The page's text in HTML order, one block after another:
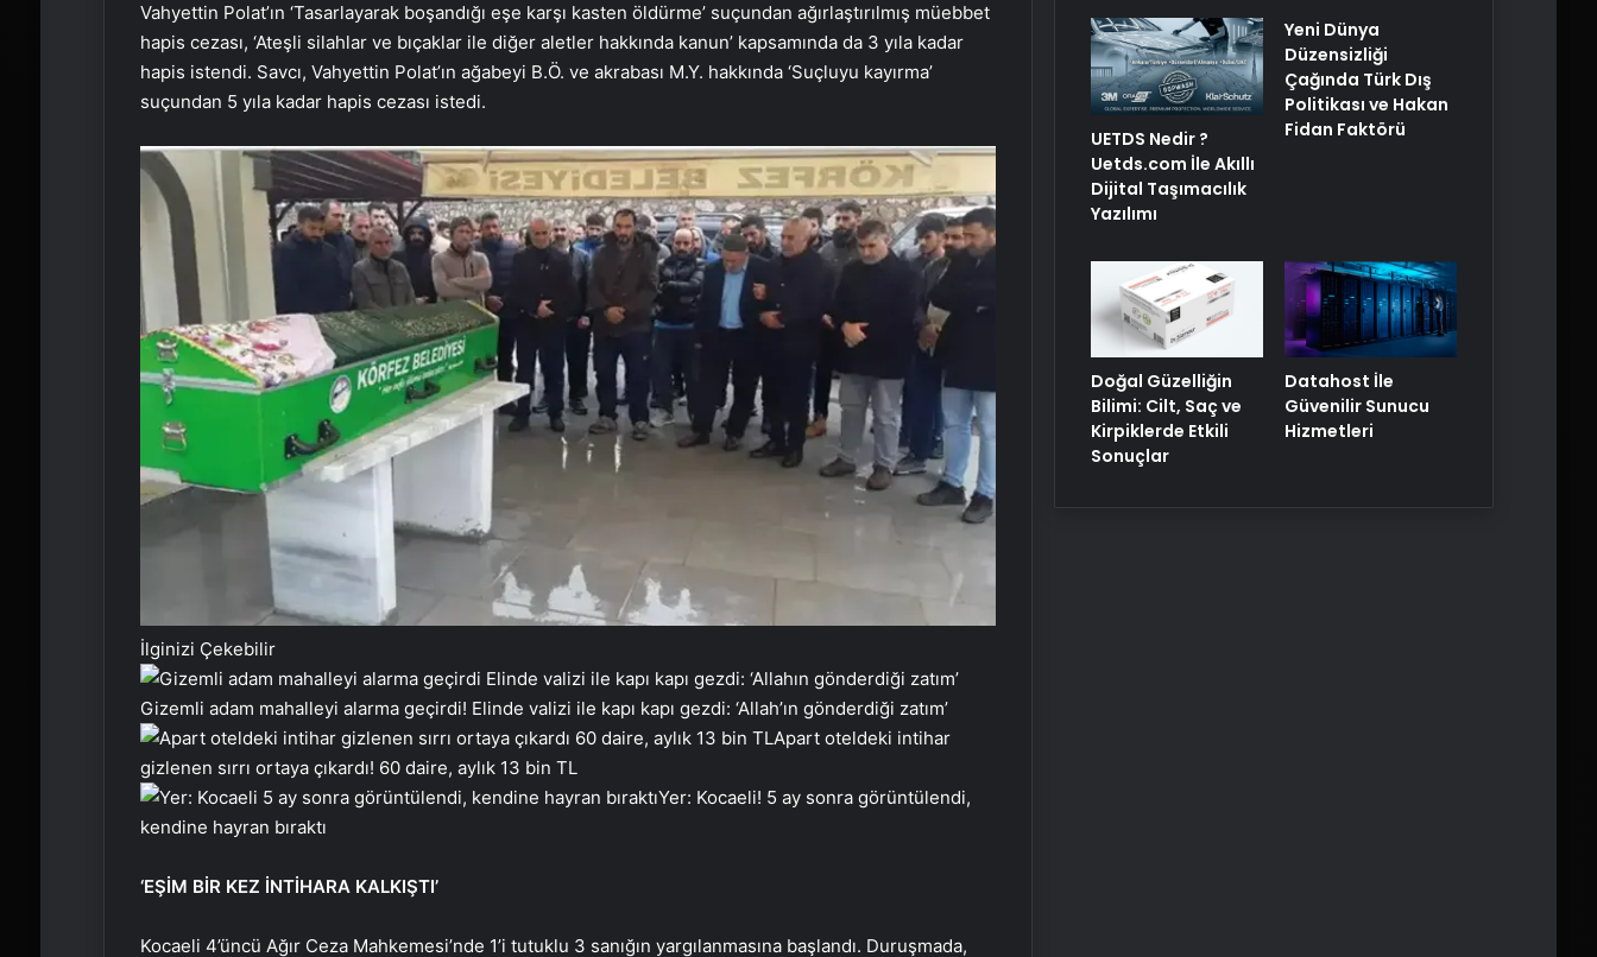
Vahyettin Polat’ın ‘Tasarlayarak boşandığı eşe karşı kasten öldürme’ suçundan ağırlaştırılmış müebbet
hapis cezası, ‘Ateşli silahlar ve bıçaklar ile diğer aletler hakkında kanun’ kapsamında da 3 yıla kadar
hapis istendi. Savcı, Vahyettin Polat’ın ağabeyi B.Ö. ve akrabası M.Y. hakkında ‘Suçluyu kayırma’
suçundan 5 yıla kadar hapis cezası istedi.
İlginizi Çekebilir
Gizemli adam mahalleyi alarma geçirdi! Elinde valizi ile kapı kapı gezdi: ‘Allah’ın gönderdiği zatım’
Apart oteldeki intihar
gizlenen sırrı ortaya çıkardı! 60 daire, aylık 13 bin TL
Yer: Kocaeli! 5 ay sonra görüntülendi,
kendine hayran bıraktı
‘EŞİM BİR KEZ İNTİHARA KALKIŞTI’
Kocaeli 4’üncü Ağır Ceza Mahkemesi’nde 1’i tutuklu 3 sanığın yargılanmasına başlandı. Duruşmada,
UETDS Nedir ?
Uetds.com İle Akıllı
Dijital Taşımacılık
Yazılımı
Yeni Dünya
Düzensizliği
Çağında Türk Dış
Politikası ve Hakan
Fidan Faktörü
Doğal Güzelliğin
Bilimi: Cilt, Saç ve
Kirpiklerde Etkili
Sonuçlar
Datahost İle
Güvenilir Sunucu
Hizmetleri